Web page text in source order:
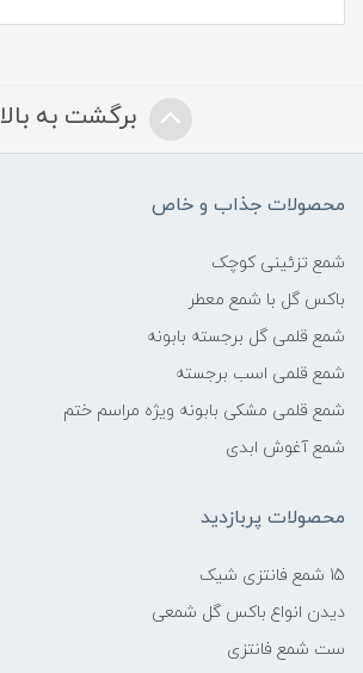
برگشت به بالا
محصولات جذاب و خاص
شمع تزئینی کوچک
باکس گل با شمع معطر
شمع قلمی گل برجسته بابونه
شمع قلمی اسب برجسته
شمع قلمی مشکی بابونه ویژه مراسم ختم
شمع آغوش ابدی
محصولات پربازدید
15 شمع فانتزی شیک
دیدن انواع باکس گل شمعی
ست شمع فانتزی